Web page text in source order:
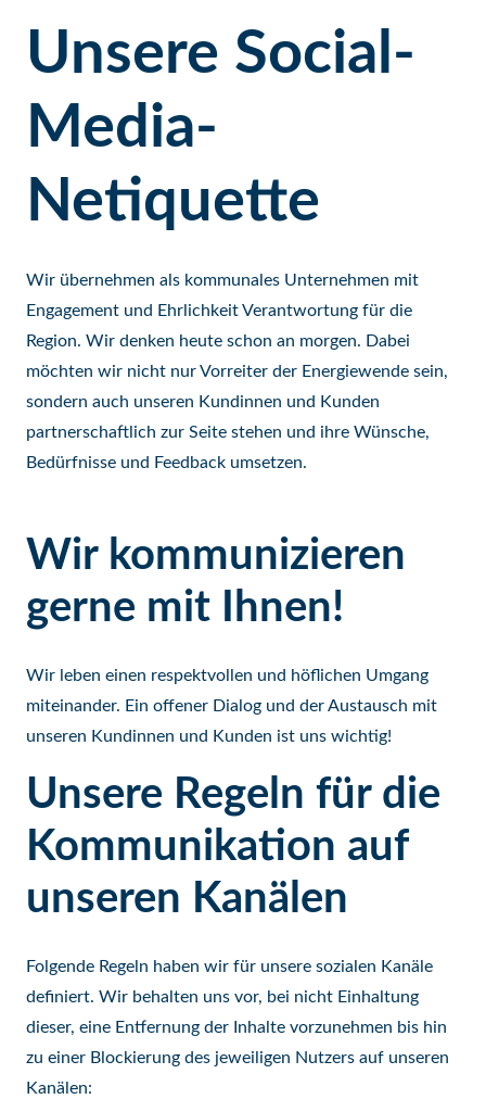
Unsere Social-
Media-
Netiquette
Wir übernehmen als kommunales Unternehmen mit
Engagement und Ehrlichkeit Verantwortung für die
Region. Wir denken heute schon an morgen. Dabei
möchten wir nicht nur Vorreiter der Energiewende sein,
sondern auch unseren Kundinnen und Kunden
partnerschaftlich zur Seite stehen und ihre Wünsche,
Bedürfnisse und Feedback umsetzen.
Wir kommunizieren
gerne mit Ihnen!
Wir leben einen respektvollen und höflichen Umgang
miteinander. Ein offener Dialog und der Austausch mit
unseren Kundinnen und Kunden ist uns wichtig!
Unsere Regeln für die
Kommunikation auf
unseren Kanälen
Folgende Regeln haben wir für unsere sozialen Kanäle
definiert. Wir behalten uns vor, bei nicht Einhaltung
dieser, eine Entfernung der Inhalte vorzunehmen bis hin
zu einer Blockierung des jeweiligen Nutzers auf unseren
Kanälen: